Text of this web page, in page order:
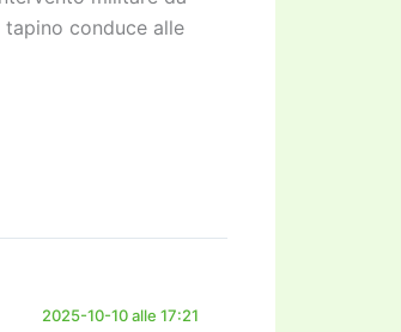
tapino conduce alle
2025-10-10 alle 17:21